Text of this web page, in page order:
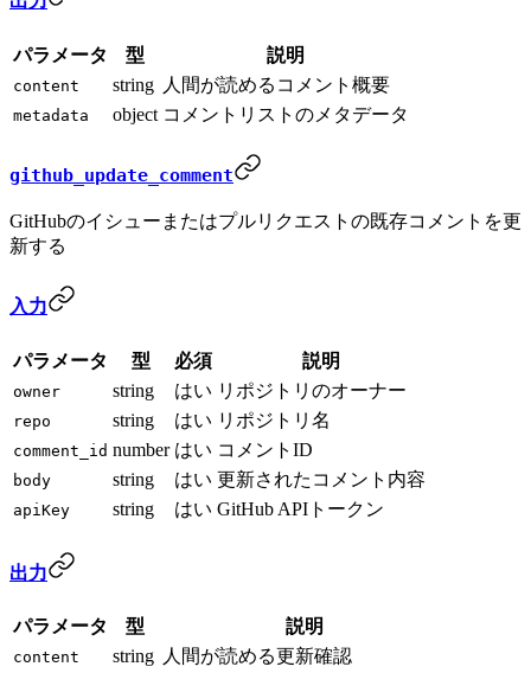
パラメータ 型 説明
content string 人間が読めるコメント概要
metadata object コメントリストのメタデータ
github_update_comment
GitHubのイシューまたはプルリクエストの既存コメントを更
新する
入力
パラメータ 型 必須 説明
owner string はい リポジトリのオーナー
repo string はい リポジトリ名
comment_id number はい コメントID
body string はい 更新されたコメント内容
apiKey string はい GitHub APIトークン
出力
パラメータ 型 説明
content string 人間が読める更新確認